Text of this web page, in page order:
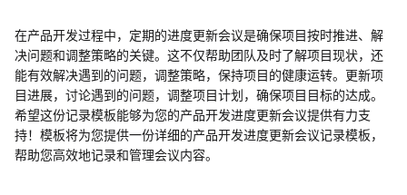
在产品开发过程中，定期的进度更新会议是确保项目按时推进、解
决问题和调整策略的关键。这不仅帮助团队及时了解项目现状，还
能有效解决遇到的问题，调整策略，保持项目的健康运转。更新项
目进展，讨论遇到的问题，调整项目计划，确保项目目标的达成。
希望这份记录模板能够为您的产品开发进度更新会议提供有力支
持！模板将为您提供一份详细的产品开发进度更新会议记录模板，
帮助您高效地记录和管理会议内容。